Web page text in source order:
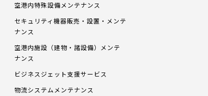
空港内特殊設備メンテナンス
セキュリティ機器販売・設置・メンテ
ナンス
空港内施設（建物・諸設備）メンテ
ナンス
ビジネスジェット支援サービス
物流システムメンテナンス